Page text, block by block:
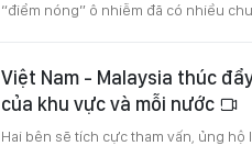
“điểm nóng” ô nhiễm đã có nhiều
Việt Nam - Malaysia thúc
của khu vực và mỗi nước
Hai bên sẽ tích cực tham vấn, ủng